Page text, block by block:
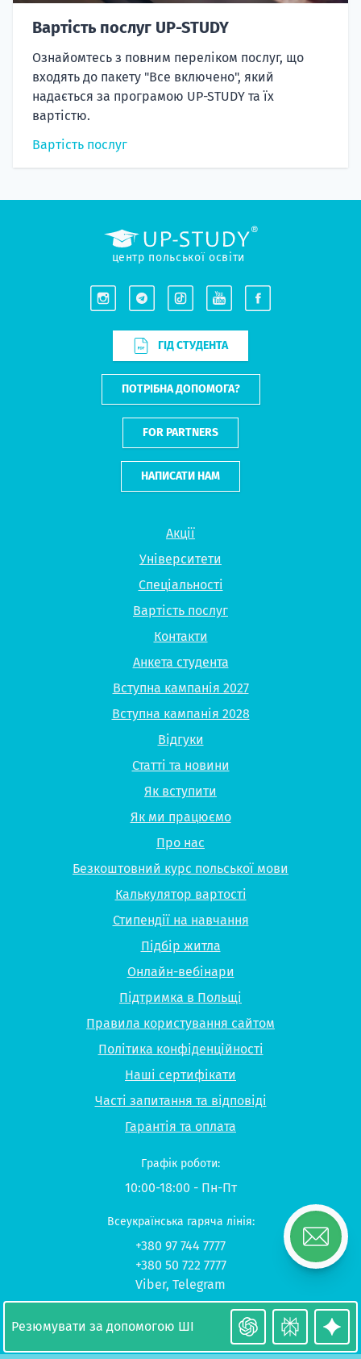
Вартість послуг UP-STUDY
Ознайомтесь з повним переліком послуг, що
входять до пакету "Все включено", який
надається за програмою UP-STUDY та їх
вартістю.
Вартість послуг
Акції
Університети
Спеціальності
Вартість послуг
Контакти
Анкета студента
Вступна кампанія 2027
Вступна кампанія 2028
Відгуки
Статті та новини
Як вступити
Як ми працюємо
Про нас
Безкоштовний курс польської мови
Калькулятор вартості
Стипендії на навчання
Підбір житла
Онлайн-вебінари
Підтримка в Польщі
Правила користування сайтом
Політика конфіденційності
Наші сертифікати
Часті запитання та відповіді
Гарантія та оплата
центр польської освіти
ГІД СТУДЕНТА
ПОТРІБНА ДОПОМОГА?
FOR PARTNERS
НАПИСАТИ НАМ
© 2026 UP-STUDY «Навчання в Польщі»
Графік роботи:
10:00-18:00 - Пн-Пт
Всеукраїнська гаряча лінія:
+380 97 744 7777
+380 50 722 7777
Viber, Telegram
Резюмувати за допомогою ШІ